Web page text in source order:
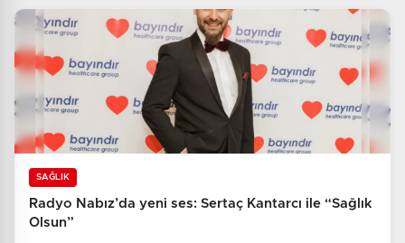
SAĞLIK
Radyo Nabız’da yeni ses: Sertaç Kantarcı ile “Sağlık
Olsun”